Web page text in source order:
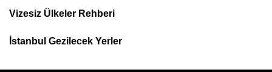
Menu
Vizesiz Ülkeler Rehberi
İstanbul Gezilecek Yerler